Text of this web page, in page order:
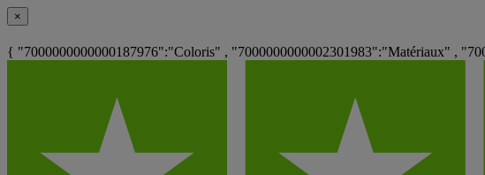
×
{ "7000000000000187976":"Coloris" , "7000000000002301983":"Matériaux" ,